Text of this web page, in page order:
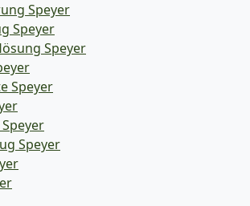
Speyer
Speyer
Speyer
Speyer
Speyer